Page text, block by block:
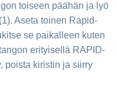
toiseen päähän ja lyö
Aseta toinen Rapid-
se paikalleen kuten
erityisellä RAPID-
poista kiristin ja siirry